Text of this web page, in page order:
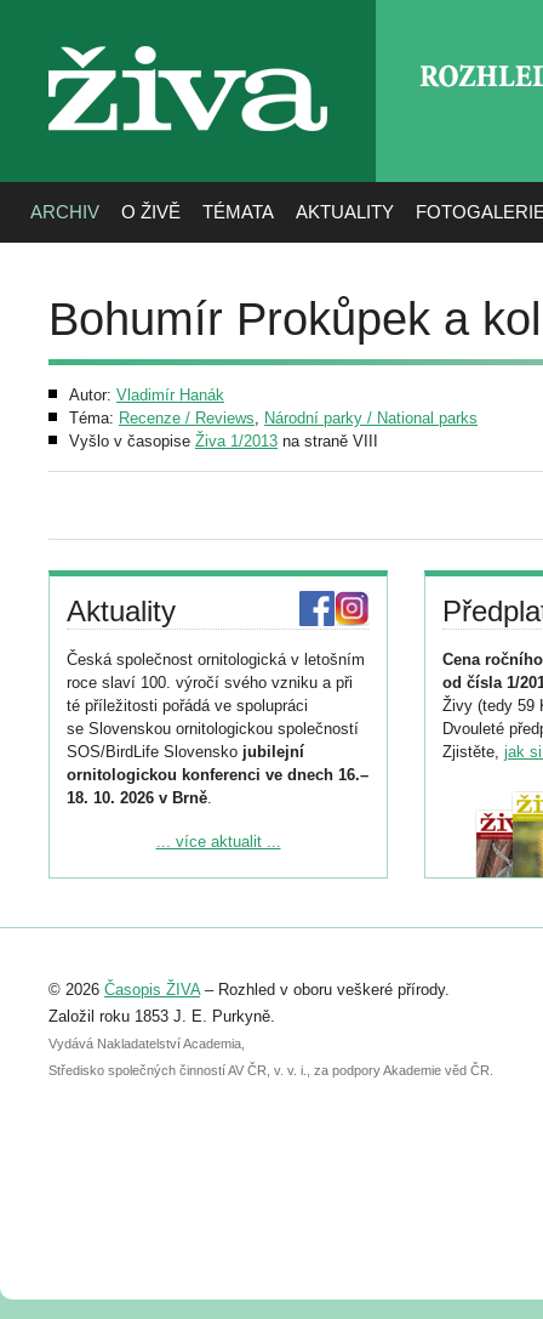
živa
ARCHIV O ŽIVĚ TÉMATA AKTUALITY
Bohumír Prokůpek a
Autor: Vladimír Hanák
Téma: Recenze / Reviews, Národní parky / National parks
Vyšlo v časopise Živa 1/2013 na straně VIII
Aktuality
Česká společnost ornitologická v letošním
roce slaví 100. výročí svého vzniku a při
té příležitosti pořádá ve spolupráci
se Slovenskou ornitologickou společností
SOS/BirdLife Slovensko jubilejní
ornitologickou konferenci ve dnech 16.–
18. 10. 2026 v Brně.
Podrobnější informace ke konferenci
Registrovat se můžete do 6. září.
abstraktu přihlášené přednášky nebo
posteru je už 30. června.
... více aktualit ...
Cena
od čísla 1/
Živy (tedy 59
Dvouleté
Zjistěte, jak
© 2026 Časopis ŽIVA– Rozhled v oboru veškeré přírody.
Založil roku 1853 J. E. Purkyně.
Vydává Nakladatelství Academia,
Středisko společných činností AV ČR, v. v. i., za podpory Akademie věd ČR.